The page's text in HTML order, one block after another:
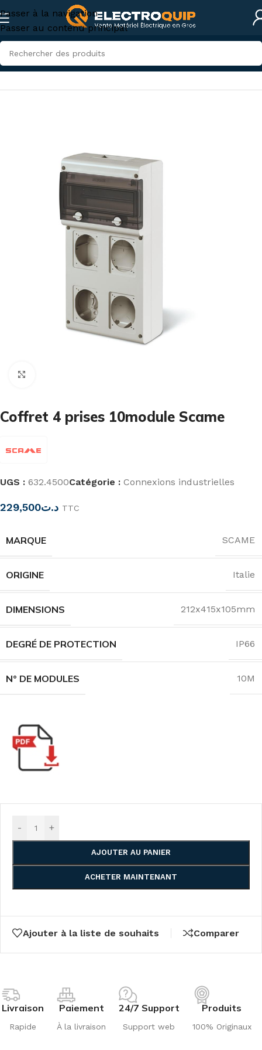
Passer à la navigation
Passer au contenu principal
Accueil/Électricité industrielle/Connexions industrielles
Coffret 4 prises 10module Scame
UGS : 632.4500Catégorie : Connexions industrielles
د.ت229,500 TTC
MARQUE SCAME
ORIGINE Italie
DIMENSIONS 212x415x105mm
DEGRÉ DE PROTECTION IP66
N° DE MODULES 10M
- +
AJOUTER AU PANIER
ACHETER MAINTENANT
Ajouter à la liste de souhaits Comparer
Livraison
Rapide
Paiement
À la livraison
24/7 Support
Support web
Produits
100% Originaux